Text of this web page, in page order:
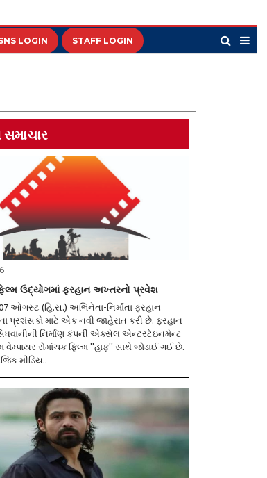
LOGIN STAFF LOGIN
ઉદ્યોગમાં ફરહાન અખ્તરનો પ્રવેશ
07 ઓગસ્ટ (હિ.સ.) અભિનેતા-નિર્માતા ફરહાન
પ્રશંસકો માટે એક નવી જાહેરાત કરી છે. ફરહાન
નિર્માણ કંપની એક્સેલ એન્ટરટેઇનમેન્ટ
રોમાંચક ફિલ્મ ''હાફ'' સાથે જોડાઈ ગઈ છે.
મીડિય..